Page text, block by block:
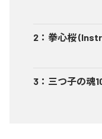
2 ： 拳心桜
3 ： 三つ子の魂